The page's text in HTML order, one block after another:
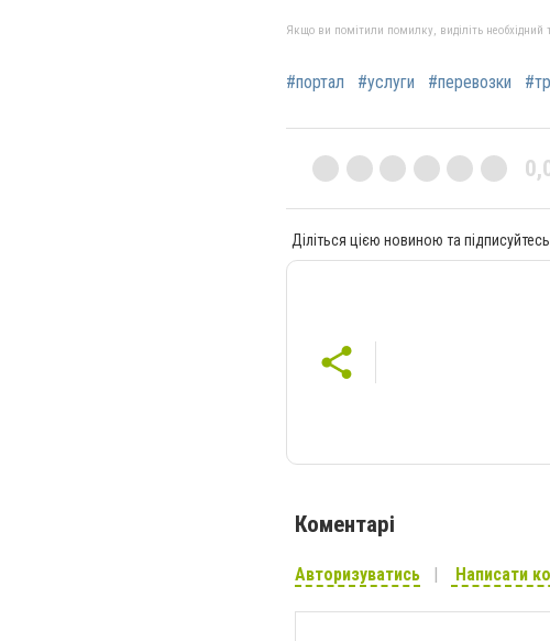
Якщо ви помітили помилку, виділіть необхідний
#портал #услуги #перевозки
Діліться цією новиною та
Коментарі
Авторизуватись Написати